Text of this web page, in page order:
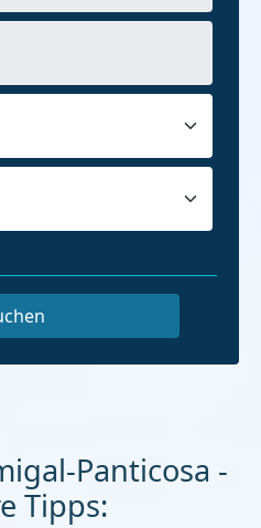
Panticosa -
Tipps: